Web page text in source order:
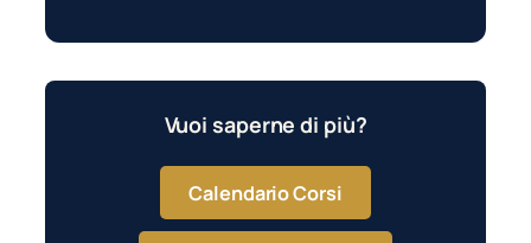
Vuoi saperne di più?
Calendario Corsi